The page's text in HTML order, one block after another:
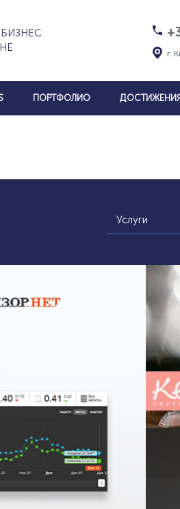
г.
ПОРТФОЛИО ДОСТИЖЕНИЯ
Услуги